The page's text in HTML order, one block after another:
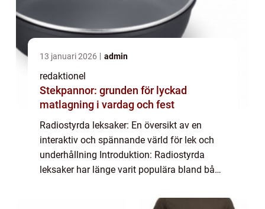
13 januari 2026 admin
redaktionel
Stekpannor: grunden för lyckad
matlagning i vardag och fest
Radiostyrda leksaker: En översikt av en
interaktiv och spännande värld för lek och
underhållning Introduktion: Radiostyrda
leksaker har länge varit populära bland både
möjlighet till interaktiv lek och